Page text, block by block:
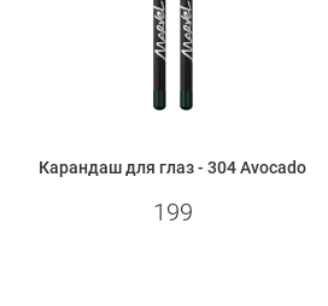
Карандаш для глаз - 304 Avocado
199